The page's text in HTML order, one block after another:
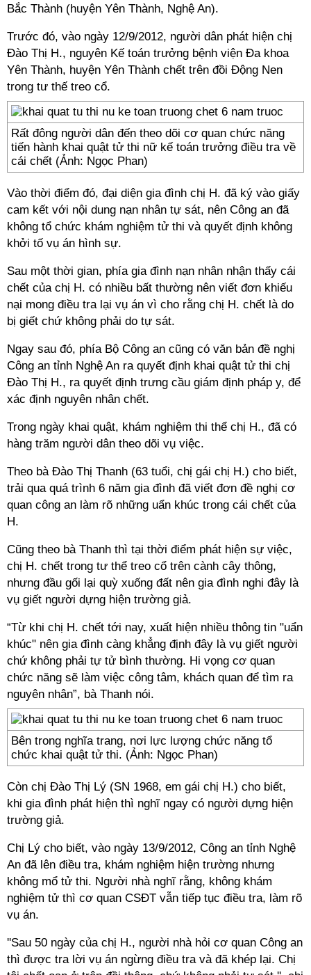
Bắc Thành (huyện Yên Thành, Nghệ An).
Trước đó, vào ngày 12/9/2012, người dân phát hiện chị
Đào Thị H., nguyên Kế toán trưởng bệnh viện Đa khoa
Yên Thành, huyện Yên Thành chết trên đồi Động Nen
trong tư thế treo cổ.
Rất đông người dân đến theo dõi cơ quan chức năng
tiến hành khai quật tử thi nữ kế toán trưởng điều tra về
cái chết (Ảnh: Ngọc Phan)
Vào thời điểm đó, đại diện gia đình chị H. đã ký vào giấy
cam kết với nội dung nạn nhân tự sát, nên Công an đã
không tổ chức khám nghiệm tử thi và quyết định không
khởi tố vụ án hình sự.
Sau một thời gian, phía gia đình nạn nhân nhận thấy cái
chết của chị H. có nhiều bất thường nên viết đơn khiếu
nại mong điều tra lại vụ án vì cho rằng chị H. chết là do
bị giết chứ không phải do tự sát.
Ngay sau đó, phía Bộ Công an cũng có văn bản đề nghị
Công an tỉnh Nghệ An ra quyết định khai quật tử thi chị
Đào Thị H., ra quyết định trưng cầu giám định pháp y, để
xác định nguyên nhân chết.
Trong ngày khai quật, khám nghiệm thi thể chị H., đã có
hàng trăm người dân theo dõi vụ việc.
Theo bà Đào Thị Thanh (63 tuổi, chị gái chị H.) cho biết,
trải qua quá trình 6 năm gia đình đã viết đơn đề nghị cơ
quan công an làm rõ những uẩn khúc trong cái chết của
H.
Cũng theo bà Thanh thì tại thời điểm phát hiện sự việc,
chị H. chết trong tư thể treo cổ trên cành cây thông,
nhưng đầu gối lại quỳ xuống đất nên gia đình nghi đây là
vụ giết người dựng hiện trường giả.
“Từ khi chị H. chết tới nay, xuất hiện nhiều thông tin "uẩn
khúc" nên gia đình càng khẳng định đây là vụ giết người
chứ không phải tự tử bình thường. Hi vọng cơ quan
chức năng sẽ làm việc công tâm, khách quan để tìm ra
nguyên nhân”, bà Thanh nói.
Bên trong nghĩa trang, nơi lực lượng chức năng tổ
chức khai quật tử thi. (Ảnh: Ngọc Phan)
Còn chị Đào Thị Lý (SN 1968, em gái chị H.) cho biết,
khi gia đình phát hiện thì nghĩ ngay có người dựng hiện
trường giả.
Chị Lý cho biết, vào ngày 13/9/2012, Công an tỉnh Nghệ
An đã lên điều tra, khám nghiệm hiện trường nhưng
không mổ tử thi. Người nhà nghĩ rằng, không khám
nghiệm tử thì cơ quan CSĐT vẫn tiếp tục điều tra, làm rõ
vụ án.
''Sau 50 ngày của chị H., người nhà hỏi cơ quan Công an
thì được tra lời vụ án ngừng điều tra và đã khép lại. Chị